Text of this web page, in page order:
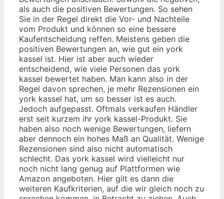
als auch die positiven Bewertungen. So sehen
Sie in der Regel direkt die Vor- und Nachteile
vom Produkt und können so eine bessere
Kaufentscheidung reffen. Meistens geben die
positiven Bewertungen an, wie gut ein york
kassel ist. Hier ist aber auch wieder
entscheidend, wie viele Personen das york
kassel bewertet haben. Man kann also in der
Regel davon sprechen, je mehr Rezensionen ein
york kassel hat, um so besser ist es auch.
Jedoch aufgepasst. Oftmals verkaufen Händler
erst seit kurzem ihr york kassel-Produkt. Sie
haben also noch wenige Bewertungen, liefern
aber dennoch ein hohes Maß an Qualität. Wenige
Rezensionen sind also nicht automatisch
schlecht. Das york kassel wird vielleicht nur
noch nicht lang genug auf Plattformen wie
Amazon angeboten. Hier gilt es dann die
weiteren Kaufkriterien, auf die wir gleich noch zu